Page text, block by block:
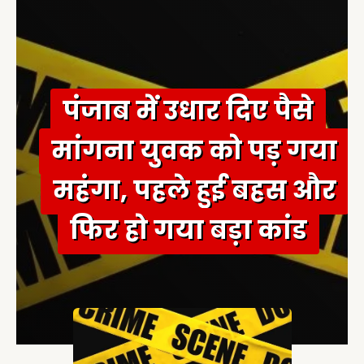
r
:
पंजाब में उधार दिए पैसे
मांगना युवक को पड़ गया
महंगा, पहले हुई बहस और
फिर हो गया बड़ा कांड